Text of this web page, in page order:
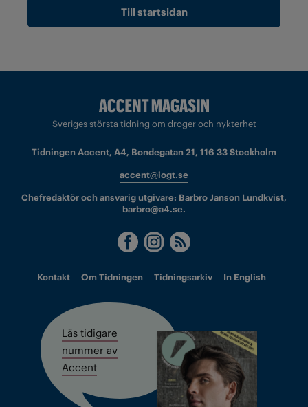
Till startsidan
Sveriges största tidning om droger och nykterhet
Tidningen Accent, A4, Bondegatan 21, 116 33 Stockholm
accent@iogt.se
Chefredaktör och ansvarig utgivare: Barbro Janson Lundkvist,
barbro@a4.se.
Kontakt Om Tidningen Tidningsarkiv In English
Läs tidigare
nummer av
Accent